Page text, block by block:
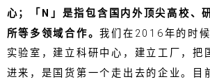
心；「N」是指包含国内外顶尖高校、
所等多领域合作。我们在2016年的时
实验室，建立科研中心，建立工厂，把
进来，是国货第一个走出去的企业。目